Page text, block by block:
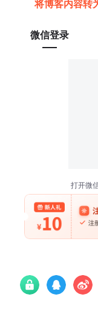
http://
于:https://
2019-06-27 10:34:29
因为最近系统出了点问
程序检测到另一个程序
重新启动后，您需要重
启动后，问题依然。本都
在Android中使用XML解
竟性能一般有限，主要
是有的，编码比较多，
2019-06-26 19:07:03
登录网站的
;如果需要这个软件的代码逻辑,删
默认软件里面浏览器设
密码还是只能查询账单,
数组，链表，
字符串操作题目一： 字